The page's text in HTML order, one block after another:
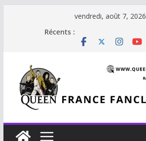
vendredi, août 7, 2026
Récents :